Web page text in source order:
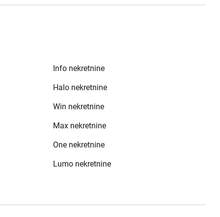
Info nekretnine
Halo nekretnine
Win nekretnine
Max nekretnine
One nekretnine
Lumo nekretnine